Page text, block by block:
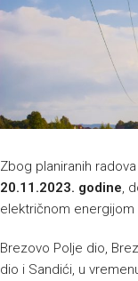
Zbog planiranih
20.11.2023. godine,
električnom
Brezovo Polje dio,
dio i Sandići, u